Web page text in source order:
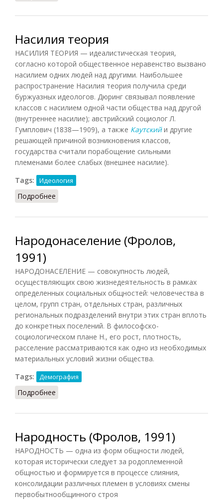
Насилия теория
НАСИЛИЯ ТЕОРИЯ — идеалистическая теория,
согласно которой общественное неравенство вызвано
насилием одних людей над другими. Наибольшее
распространение Насилия теория получила среди
буржуазных идеологов. Дюринг связывал появление
классов с насилием одной части общества над другой
(внутреннее насилие); австрийский социолог Л.
Гумплович (1838—1909), а также Каутскийи другие
решающей причиной возникновения классов,
государства считали порабощение сильными
племенами более слабых (внешнее насилие).
Tags:
Идеология
Подробнее
Народонаселение (Фролов,
1991)
НАРОДОНАСЕЛЕНИЕ — совокупность людей,
осуществляющих свою жизнедеятельность в рамках
определенных социальных общностей: человечества в
целом, групп стран, отдельных стран, различных
региональных подразделений внутри этих стран вплоть
до конкретных поселений. В философско-
социологическом плане Н., его рост, плотность,
расселение рассматриваются как одно из необходимых
материальных условий жизни общества.
Tags:
Демография
Подробнее
Народность (Фролов, 1991)
НАРОДНОСТЬ — одна из форм общности людей,
которая исторически следует за родоплеменной
общностью и формируется в процессе слияния,
консолидации различных племен в условиях смены
первобытнообщинного строя